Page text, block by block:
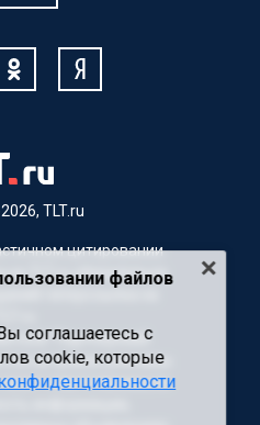
TLT.ru
цитировании
TLT.ru обязательна.
гиперссылка на
"Партнерский
на правах рекламы.
ответственности
информации,
файлов
соглашаетесь с
cookie, которые